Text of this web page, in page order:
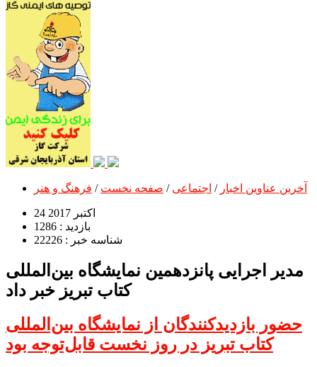
آخرین عناوین اخبار / اجتماعی / صفحه نخست / فرهنگ و هنر
24 اکتبر 2017
بازدید : 1286
شناسه خبر : 22226
مدیر اجرایی پانزدهمین نمایشگاه بین‌المللی
کتاب تبریز خبر داد
حضور بازدیدکنندگان از نمایشگاه بین‌المللی
کتاب تبریز در روز نخست قابل‌توجه بود